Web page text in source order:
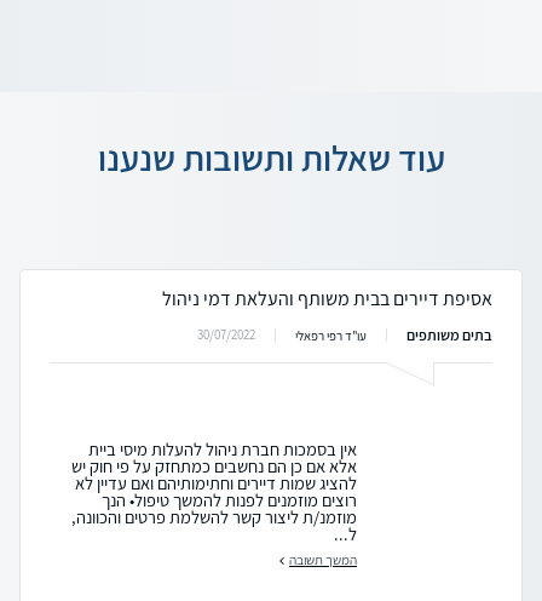
עוד שאלות ותשובות שנענו
אסיפת דיירים בבית משותף והעלאת דמי ניהול
בתים משותפים עו"ד רפי רפאלי 30/07/2022
אין בסמכות חברת ניהול להעלות מיסי ביית
אלא אם כן הם נחשבים כמתחזק על פי חוק יש
להציג שמות דיירים וחתימותיהם ואם עדיין לא
רוצים מוזמנים לפנות להמשך טיפול• הנך
מוזמנ/ת ליצור קשר להשלמת פרטים והכוונה,
ל...
המשך תשובה